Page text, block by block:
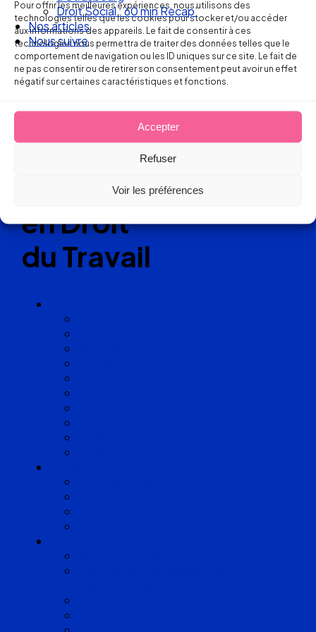
Pour offrir les meilleures expériences, nous utilisons des
technologies telles que les cookies pour stocker et/ou accéder
aux informations des appareils. Le fait de consentir à ces
technologies nous permettra de traiter des données telles que le
comportement de navigation ou les ID uniques sur ce site. Le fait de
ne pas consentir ou de retirer son consentement peut avoir un effet
négatif sur certaines caractéristiques et fonctions.
Accepter
Refuser
Voir les préférences
Droit Social : 60 min Recap’
Nos articles
Nous suivre
Ellipse Avocats
Réseau
de cabinets
d’avocats
experts
en Droit
du Travail